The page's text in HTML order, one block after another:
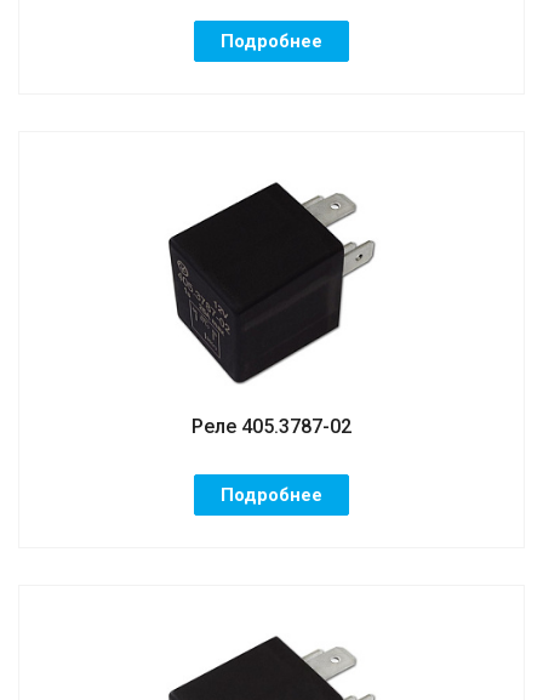
Подробнее
Реле 405.3787-02
Подробнее